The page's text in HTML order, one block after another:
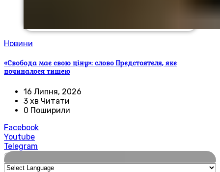
Новини
«Свобода має свою ціну»: слово Предстоятеля, яке
починалося тишею
16 Липня, 2026
3 хв Читати
0 Поширили
Facebook
Youtube
Telegram
🌍